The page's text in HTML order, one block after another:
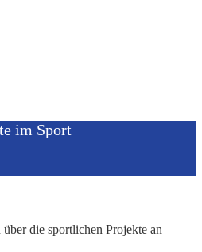
im Sport
die sportlichen Projekte an